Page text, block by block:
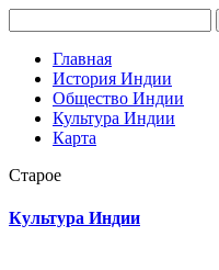
Главная
История Индии
Общество Индии
Культура Индии
Карта
Старое
Культура Индии